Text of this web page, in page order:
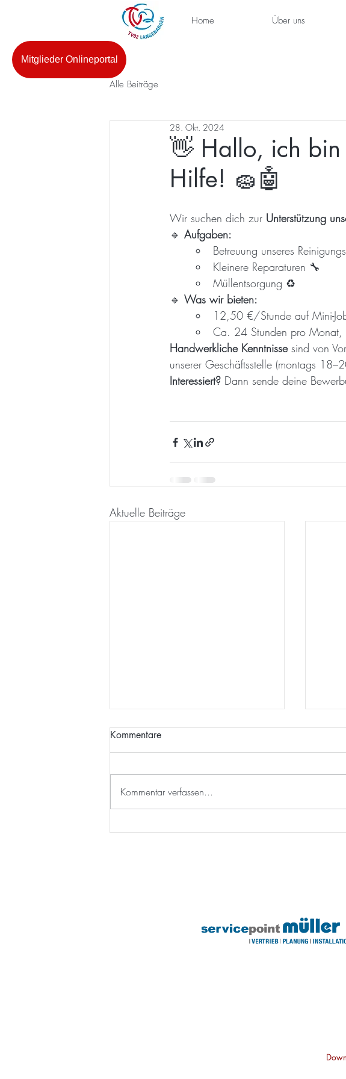
Mitglieder Onlineportal
Home Über uns
Alle Beiträge
👋 Hallo, ich bin
Hilfe! 🧽🤖
28. Okt. 2024
Wir suchen dich zur Unterstützung
🔹 Aufgaben:
Betreuung unseres
Kleinere Reparaturen 🔧
Müllentsorgung ♻️
🔹 Was wir bieten:
12,50 €/Stunde auf Mini-
Ca. 24 Stunden pro Monat,
Handwerkliche Kenntnisse sind von
unserer Geschäftsstelle (montags
Interessiert? Dann sende deine
Aktuelle Beiträge
Neue Kinderyoga und Aerial
Kommentare
Kommentar verfassen...